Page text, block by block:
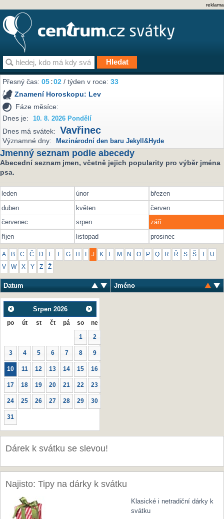
reklama
Přesný čas:05:02 / týden v roce:33
Znamení Horoskopu: Lev
Fáze měsíce:
Dnes je:
10. 8. 2026 Pondělí
Dnes má svátek: Vavřinec
Významné dny: Mezinárodní den baru Jekyll&Hyde
Jmenný seznam podle abecedy
Abecední seznam jmen, včetně jejich popularity pro výběr jména
psa.
leden únor
březen
duben
květen
červen
červenec
srpen
září
říjen
listopad prosinec
A B C Č D E F G H J K L M N O P Q R Ř S Š U
V W X Y Z Ž
Datum Jméno
Srpen 2026
po út st čt pá so ne
1 2
3 4 5 6 7 8 9
10 11 12 13 14 15 16
17 18 19 20 21 22 23
24 25 26 27 28 29 30
31
Dárek k svátku se slevou!
Najisto: Tipy na dárky k svátku
Klasické i netradiční dárky k
svátku